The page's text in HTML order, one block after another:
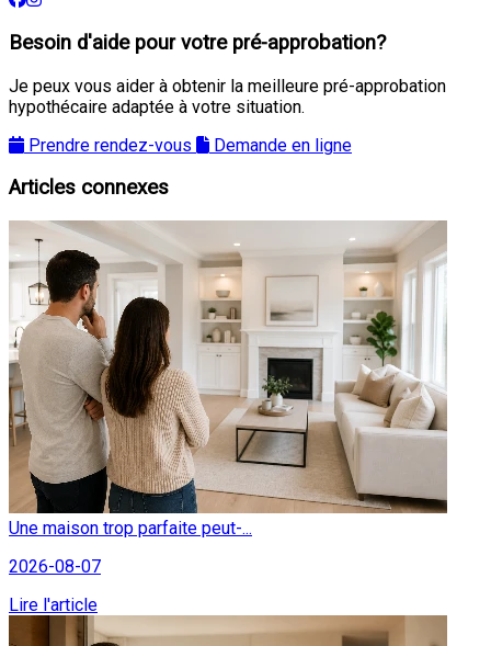
Besoin d'aide pour votre pré-approbation?
Je peux vous aider à obtenir la meilleure pré-approbation
hypothécaire adaptée à votre situation.
Prendre rendez-vous
Demande en ligne
Articles connexes
Une maison trop parfaite peut-...
2026-08-07
Lire l'article